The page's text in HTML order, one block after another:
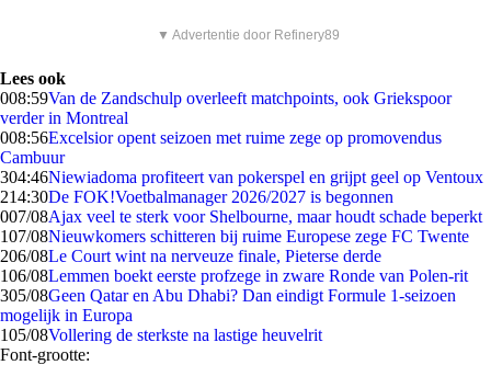
▼ Advertentie door Refinery89
Lees ook
008:59Van de Zandschulp overleeft matchpoints, ook Griekspoor
verder in Montreal
008:56Excelsior opent seizoen met ruime zege op promovendus
Cambuur
304:46Niewiadoma profiteert van pokerspel en grijpt geel op Ventoux
214:30De FOK!Voetbalmanager 2026/2027 is begonnen
007/08Ajax veel te sterk voor Shelbourne, maar houdt schade beperkt
107/08Nieuwkomers schitteren bij ruime Europese zege FC Twente
206/08Le Court wint na nerveuze finale, Pieterse derde
106/08Lemmen boekt eerste profzege in zware Ronde van Polen-rit
305/08Geen Qatar en Abu Dhabi? Dan eindigt Formule 1-seizoen
mogelijk in Europa
105/08Vollering de sterkste na lastige heuvelrit
Font-grootte: